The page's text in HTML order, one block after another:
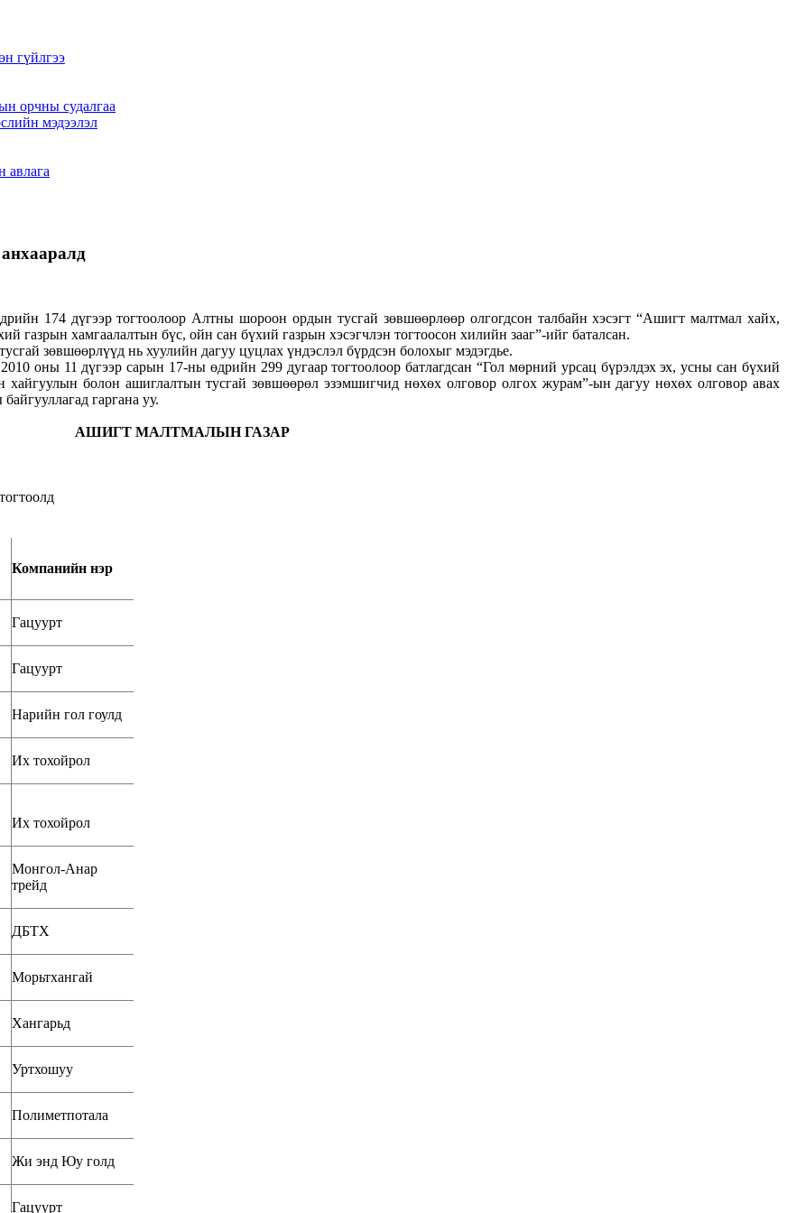
гүйлгээ
орчны судалгаа
мэдээлэл
авлага
174 дүгээр тогтоолоор Алтны шороон ордын тусгай зөвшөөрлөөр олгогдсон талбайн хэсэгт “Ашигт малтмал хайх,
газрын хамгаалалтын бүс, ойн сан бүхий газрын хэсэгчлэн тогтоосон хилийн зааг”-ийг баталсан.
зөвшөөрлүүд нь хуулийн дагуу цуцлах үндэслэл бүрдсэн болохыг мэдэгдье.
оны 11 дүгээр сарын 17-ны өдрийн 299 дугаар тогтоолоор батлагдсан “Гол мөрний урсац бүрэлдэх эх, усны сан бүхий
болон ашиглалтын тусгай зөвшөөрөл эзэмшигчид нөхөх олговор олгох журам”-ын дагуу нөхөх олговор авах
гаргана уу.
АШИГТ МАЛТМАЛЫН ГАЗАР
Компанийн нэр
Гацуурт
Гацуурт
Нарийн гол гоулд
Их тохойрол
Их тохойрол
Монгол-Анар
трейд
ДБТХ
Морьтхангай
Хангарьд
Уртхошуу
Полиметпотала
Жи энд Юу голд
Гацуурт